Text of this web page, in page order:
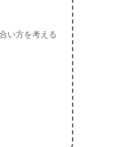
い方を考える